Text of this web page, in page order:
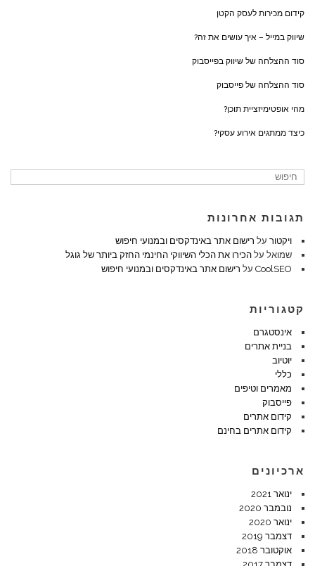
קידום מכירות לעסק הקטן
שיווק במייל – איך עושים את זה?
סוד ההצלחה של שיווק בפייסבוק
סוד ההצלחה של פייסבוק
מהי אופטימיזציית תוכן?
כיצד ממתגים אירוע עסקי?
תגובות אחרונות
ויקטור על רישום אתר באינדקסים ובמנועי חיפוש
שמואל על הכירו את הכלי השיווקי החינמי החזק ביותר של גוגל
CoolSEO על רישום אתר באינדקסים ובמנועי חיפוש
קטגוריות
אינסטגרם
בניית אתרים
יוטיוב
כללי
מאמרים וטיפים
פייסבוק
קידום אתרים
קידום אתרים בחינם
ארכיונים
ינואר 2021
נובמבר 2020
ינואר 2020
דצמבר 2019
אוקטובר 2018